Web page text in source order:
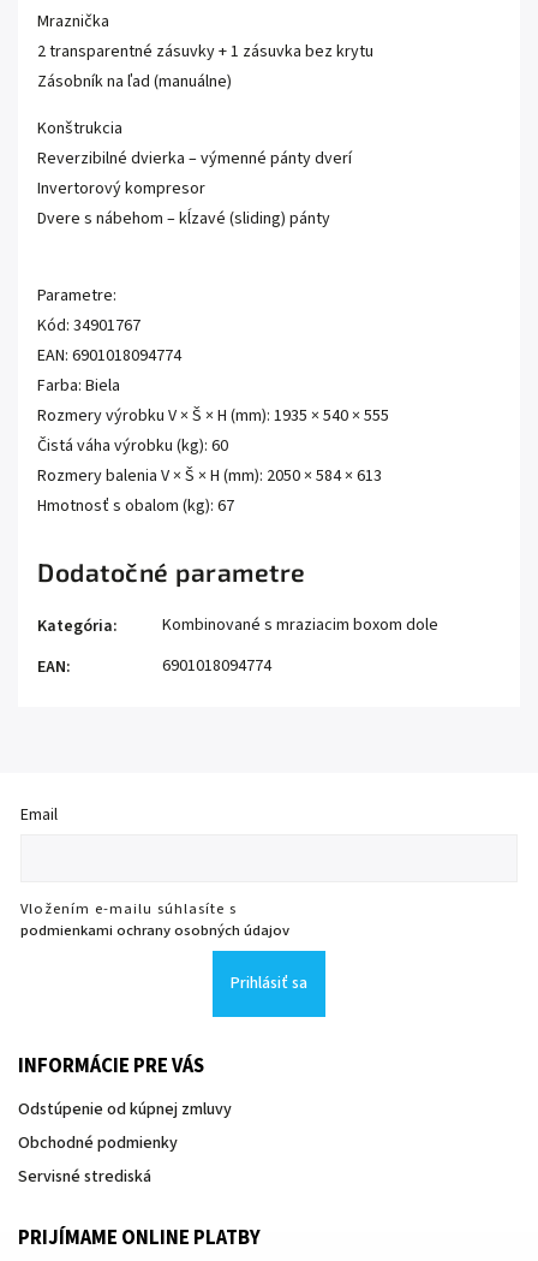
Mraznička
2 transparentné zásuvky + 1 zásuvka bez krytu
Zásobník na ľad (manuálne)
Konštrukcia
Reverzibilné dvierka – výmenné pánty dverí
Invertorový kompresor
Dvere s nábehom – kĺzavé (sliding) pánty
Parametre:
Kód: 34901767
EAN: 6901018094774
Farba: Biela
Rozmery výrobku V × Š × H (mm): 1935 × 540 × 555
Čistá váha výrobku (kg): 60
Rozmery balenia V × Š × H (mm): 2050 × 584 × 613
Hmotnosť s obalom (kg): 67
Dodatočné parametre
Kategória:
Kombinované s mraziacim boxom dole
EAN: 6901018094774
Email
Vložením e-mailu súhlasíte s
podmienkami ochrany osobných údajov
Prihlásiť sa
INFORMÁCIE PRE VÁS
Odstúpenie od kúpnej zmluvy
Obchodné podmienky
Servisné strediská
PRIJÍMAME ONLINE PLATBY